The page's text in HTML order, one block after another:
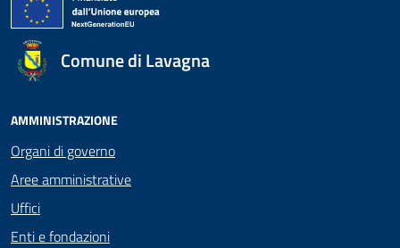
Comune di Lavagna
AMMINISTRAZIONE
Organi di governo
Aree amministrative
Uffici
Enti e fondazioni